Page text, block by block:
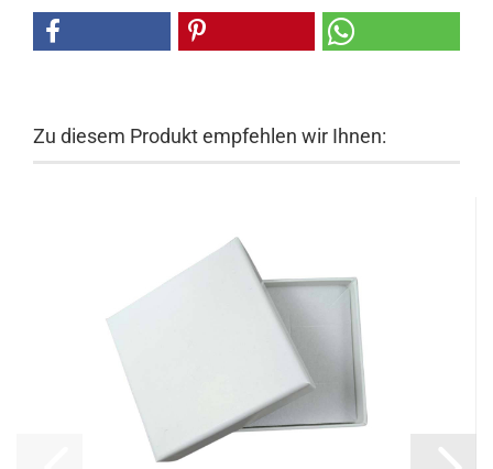
Zu diesem Produkt empfehlen wir Ihnen: